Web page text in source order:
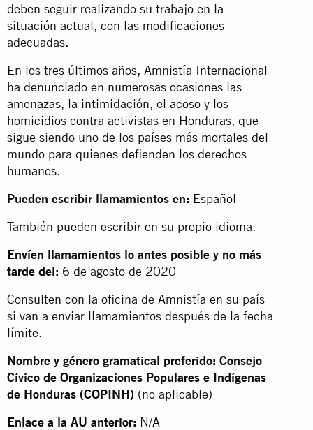
deben seguir realizando su trabajo en la
situación actual, con las modificaciones
adecuadas.
En los tres últimos años, Amnistía Internacional
ha denunciado en numerosas ocasiones las
amenazas, la intimidación, el acoso y los
homicidios contra activistas en Honduras, que
sigue siendo uno de los países más mortales del
mundo para quienes defienden los derechos
humanos.
Pueden escribir llamamientos en: Español
También pueden escribir en su propio idioma.
Envíen llamamientos lo antes posible y no más
tarde del: 6 de agosto de 2020
Consulten con la oficina de Amnistía en su país
si van a enviar llamamientos después de la fecha
límite.
Nombre y género gramatical preferido: Consejo
Cívico de Organizaciones Populares e Indígenas
de Honduras (COPINH) (no aplicable)
Enlace a la AU anterior: N/A